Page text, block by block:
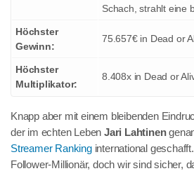
Schach, strahlt eine
Höchster
Gewinn:
75.657€ in Dead or
Höchster
Multiplikator:
8.408x in Dead or
Knapp aber mit einem bleibenden
der im echten LebenJari Lahtinen
Streamer Rankinginternational
Follower-Millionär, doch wir sind sicher,